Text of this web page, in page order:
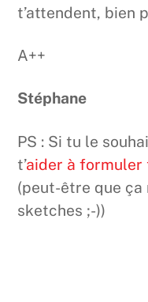
t’attendent, bien
A++
Stéphane
PS : Si tu le
t’aider à
(peut-être que ça
sketches ;-))